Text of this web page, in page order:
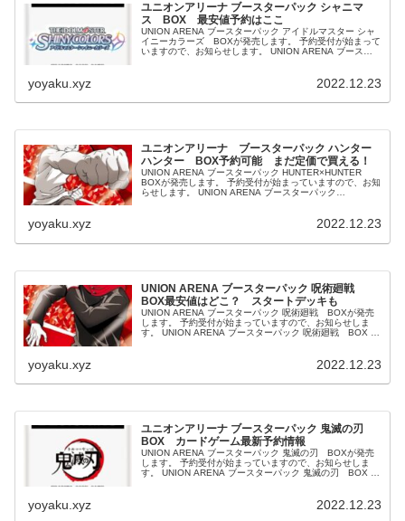
ユニオンアリーナ ブースターパック シャニマ
ス BOX 最安値予約はここ
UNION ARENA ブースターパック アイドルマスター シャ
イニーカラーズ BOXが発売します。 予約受付が始まって
いますので、お知らせします。 UNION ARENA ブースタ
yoyaku.xyz 2022.12.23
ユニオンアリーナ ブースターパック ハンター
ハンター BOX予約可能 まだ定価で買える！
UNION ARENA ブースターパック HUNTER×HUNTER
BOXが発売します。 予約受付が始まっていますので、お知
らせします。 UNION ARENA ブースターパック
yoyaku.xyz 2022.12.23
UNION ARENA ブースターパック 呪術廻戦
BOX最安値はどこ？ スタートデッキも
UNION ARENA ブースターパック 呪術廻戦 BOXが発売
します。 予約受付が始まっていますので、お知らせしま
す。 UNION ARENA ブースターパック 呪術廻戦 BOX 発
yoyaku.xyz 2022.12.23
ユニオンアリーナ ブースターパック 鬼滅の刃
BOX カードゲーム最新予約情報
UNION ARENA ブースターパック 鬼滅の刃 BOXが発売
します。 予約受付が始まっていますので、お知らせしま
す。 UNION ARENA ブースターパック 鬼滅の刃 BOX 発
yoyaku.xyz 2022.12.23